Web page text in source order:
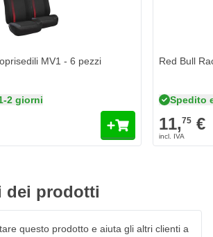
MV1 - 6 pezzi
2 giorni
Red Bull
Spedito
11,75 €
dei prodotti
questo prodotto e aiuta gli altri clienti a